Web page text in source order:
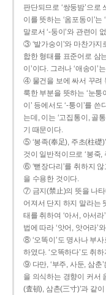
판단되므로 ‘쌍둥밤’으
이를 뜻하는 ‘옴포동이’는
말로서 ‘-둥이’와 관련이
③ ‘발가숭이’와 마찬가지
합한 형태를 표준어로 삼
이’이다. 그러나 ‘애송이’
④ 물건을 보에 싸서 꾸려
룩한 부분을 뜻하는 ‘눈퉁
이’ 등에서도 ‘-퉁이’를 쓴
는데, 이는 ‘고집통이, 골통
기 때문이다.
⑤ ‘봉족(奉足), 주초(柱礎
것이 일반적이므로 ‘봉죽
⑥ ‘뻗장다리’를 취하지 않
을 수용한 것이다.
⑦ 금지(禁止)의 뜻을 나타
어져서 단지 하지 말라는
태를 취하여 ‘아서, 아서
법에 따라 ‘앗어, 앗어라’
⑧ ‘오똑이’도 명사나 부
하였다. ‘오똑하다’도 취
⑨ 다만, ‘부주, 사둔, 삼춘
을 의식하는 경향이 커서
(査頓), 삼촌(三寸)’과 같